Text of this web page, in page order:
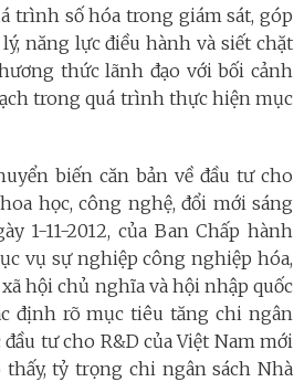
trình số hóa trong giám sát, góp
năng lực điều hành và siết chặt
thức lãnh đạo với bối cảnh
trong quá trình thực hiện mục
biến căn bản về đầu tư cho
học, công nghệ, đổi mới sáng
1-11-2012, của Ban Chấp hành
vụ sự nghiệp công nghiệp hóa,
hội chủ nghĩa và hội nhập quốc
định rõ mục tiêu tăng chi ngân
tư cho R&D của Việt Nam mới
tỷ trọng chi ngân sách Nhà